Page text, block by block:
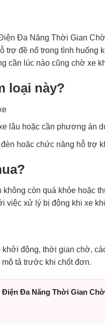
Đa Năng Thời Gian
trợ đề nổ trong tình
cần lúc nào cũng chờ xe
loại này?
lâu hoặc cần phương án
hoặc chức năng hỗ trợ
không còn quá khỏe hoặc
việc xử lý bị động khi xe
động, thời gian chờ,
tả trước khi chốt đơn.
Điện Đa Năng Thời Gian